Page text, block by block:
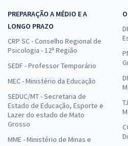
PREPARAÇÃO A MÉDIO E A
LONGO PRAZO
CRP SC - Conselho Regional de
Psicologia - 12ª Região
SEDF - Professor Temporário
MEC - Ministério da Educação
SEDUC/MT - Secretaria de
Estado de Educação, Esporte e
Lazer do estado de Mato
Grosso
MME - Ministério de Minas e